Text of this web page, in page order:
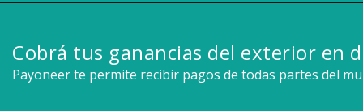
Cobrá tus ganancias del exterior en
Payoneer te permite recibir pagos de todas partes del